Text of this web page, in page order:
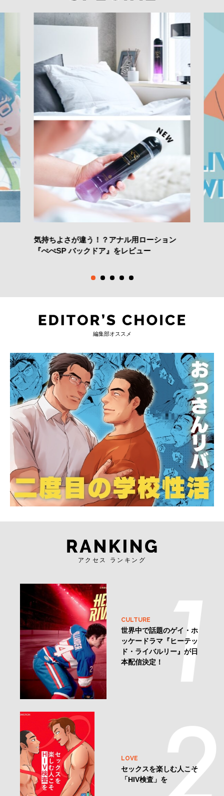
気持ちよさが違う！？アナル用ローション
『ぺぺSP バックドア』をレビュー
編集部オススメ
アクセス ランキング
CULTURE
世界中で話題のゲイ・ホ
ッケードラマ『ヒーテッ
ド・ライバルリー』が日
本配信決定！
LOVE
セックスを楽しむ人こそ
「HIV検査」を